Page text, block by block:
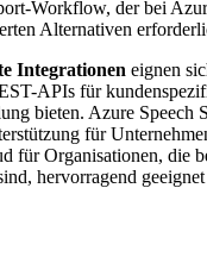
Workflow, der bei
Alternativen
Integrationen eignen
APIs für
bieten. Azure Speech
für
für Organisationen, die
hervorragend